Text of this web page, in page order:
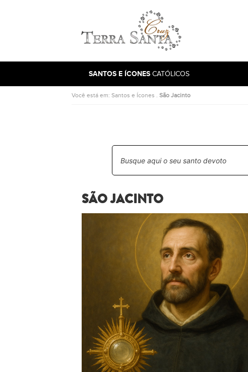
Ir para a página inicial
SANTOS E ÍCONES CATÓLICOS
Você está em: Santos e Ícones . São Jacinto
SÃO JACINTO